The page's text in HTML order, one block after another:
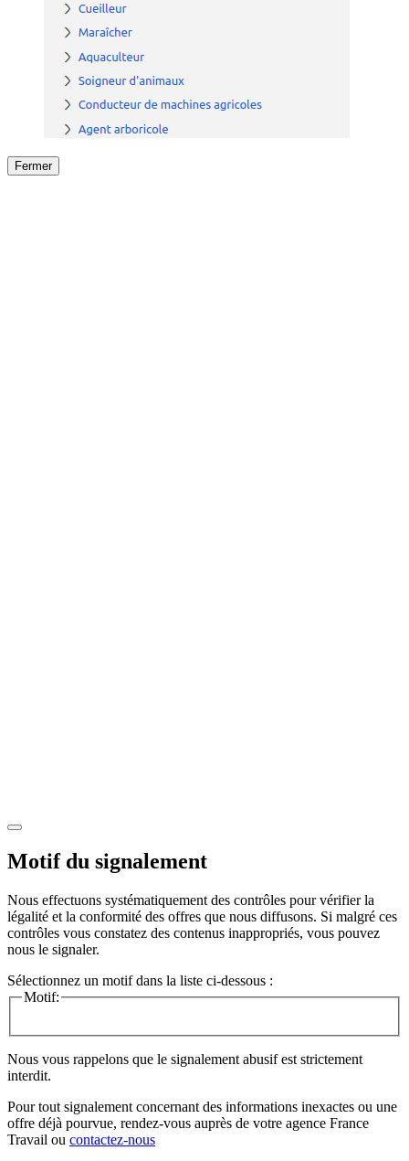
Fermer
Motif du signalement
Nous effectuons systématiquement des contrôles pour vérifier la
légalité et la conformité des offres que nous diffusons. Si malgré ces
contrôles vous constatez des contenus inappropriés, vous pouvez
nous le signaler.
Sélectionnez un motif dans la liste ci-dessous :
Motif:
Nous vous rappelons que le signalement abusif est strictement
interdit.
Pour tout signalement concernant des informations inexactes ou une
offre déjà pourvue, rendez-vous auprès de votre agence France
Travail ou contactez-nous